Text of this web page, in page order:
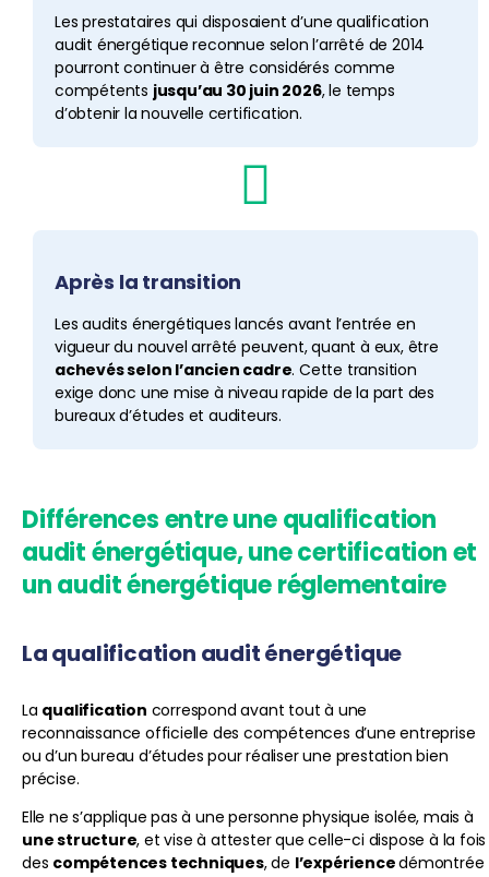
Les prestataires qui disposaient d’une qualification
audit énergétique reconnue selon l’arrêté de 2014
pourront continuer à être considérés comme
compétents jusqu’au 30 juin 2026, le temps
d’obtenir la nouvelle certification.
Après la transition
Les audits énergétiques lancés avant l’entrée en
vigueur du nouvel arrêté peuvent, quant à eux, être
achevés selon l’ancien cadre. Cette transition
exige donc une mise à niveau rapide de la part des
bureaux d’études et auditeurs.
Différences entre une qualification
audit énergétique, une certification et
un audit énergétique réglementaire
La qualification audit énergétique
La qualification correspond avant tout à une
reconnaissance officielle des compétences d’une entreprise
ou d’un bureau d’études pour réaliser une prestation bien
précise.
Elle ne s’applique pas à une personne physique isolée, mais à
une structure, et vise à attester que celle-ci dispose à la fois
des compétences techniques, de l’expériencedémontrée